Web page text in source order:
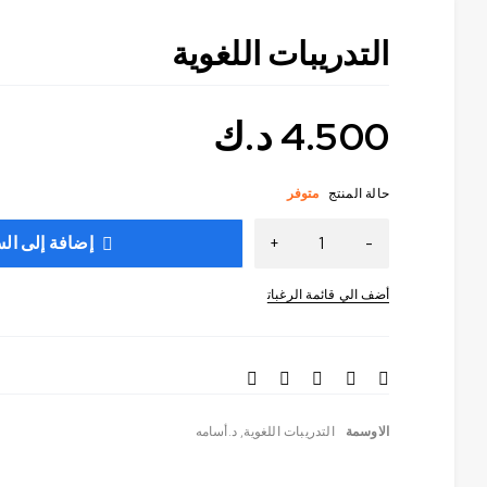
التدريبات اللغوية
4.500د.ك
حالة المنتج متوفر
إضافة إلى
الاوسمة التدريبات اللغوية,د.أسامه